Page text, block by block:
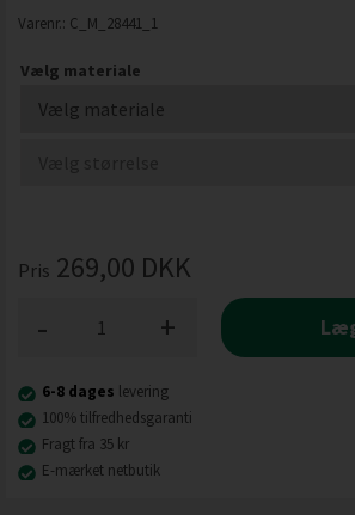
Varenr.: C_M_28441_1
Vælg materiale
Pris 269,00 DKK
+
-
6-8 dages levering
100% tilfredhedsgaranti
Fragt fra 35 kr
E-mærket netbutik